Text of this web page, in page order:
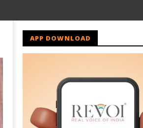
APP DOWNLOAD